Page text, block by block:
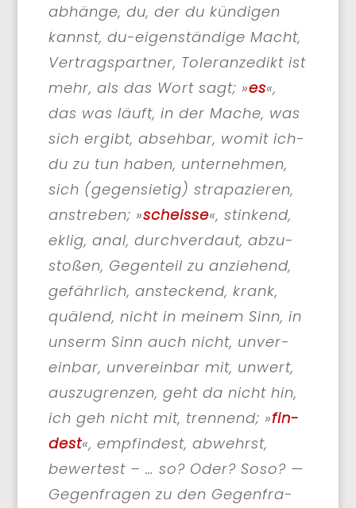
abhän­ge, du, der du kün­di­gen
kannst, du-eigen­stän­di­ge Macht,
Ver­trags­part­ner, Tole­ranz­edikt ist
mehr, als das Wort sagt; »es«,
das was läuft, in der Mache, was
sich ergibt, abseh­bar, womit ich-
du zu tun haben, unter­neh­men,
sich (gegen­sie­tig) stra­pa­zie­ren,
anstre­ben; »schei­sse«, stin­kend,
eklig, anal, durch­ver­daut, abzu­
sto­ßen, Gegen­teil zu anzie­hend,
gefähr­lich, ansteckend, krank,
quä­lend, nicht in mei­nem Sinn, in
unserm Sinn auch nicht, unver­
ein­bar, unver­ein­bar mit, unwert,
aus­zu­gren­zen, geht da nicht hin,
ich geh nicht mit, tren­nend; »fin­
dest«, emp­fin­dest, abwehrst,
bewer­test – … so? Oder? Soso? —
Gegen­fra­gen zu den Gegen­fra­